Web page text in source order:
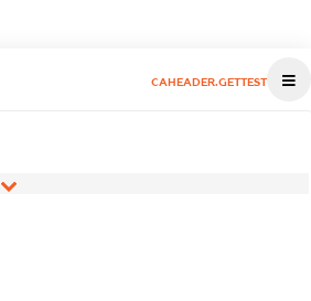
CAHEADER.GETTEST